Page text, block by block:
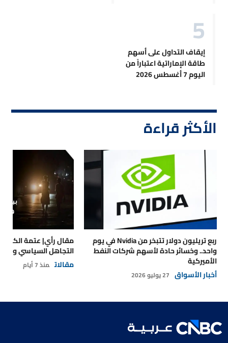
إيقاف التداول على أسهم
طاقة الإماراتية اعتباراً من
اليوم 7 أغسطس 2026
الأكثر قراءة
ربع تريليون دولار تتبخر من Nvidia في يوم
واحد.. وخسائر حادة لأسهم شركات النفط
الأميركية
أخبار الأسواق 27 يوليو 2026
مقال رأي| عتمة
التجاهل السياسي
مقالات منذ 7 أيام